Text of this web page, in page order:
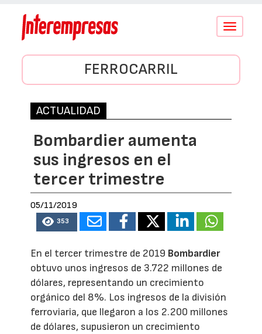
Conmutar
FERROCARRIL
ACTUALIDAD
Bombardier aumenta
sus ingresos en el
tercer trimestre
05/11/2019
353
En el tercer trimestre de 2019 Bombardier
obtuvo unos ingresos de 3.722 millones de
dólares, representando un crecimiento
orgánico del 8%. Los ingresos de la división
ferroviaria, que llegaron a los 2.200 millones
de dólares, supusieron un crecimiento